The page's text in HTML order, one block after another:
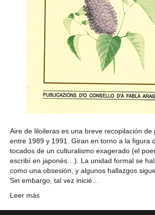
Aire de liloileras es una breve recopilación de
entre 1989 y 1991. Giran en torno a la figura
tocados de un culturalismo exagerado (el
escribí en japonés…). La unidad formal se
como una obsesión, y algunos hallazgos
Sin embargo, tal vez inicié…
Leer más